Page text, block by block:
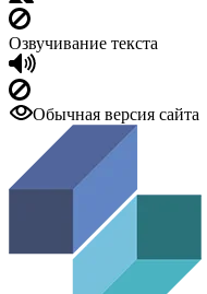
Озвучивание текста
Обычная версия сайта